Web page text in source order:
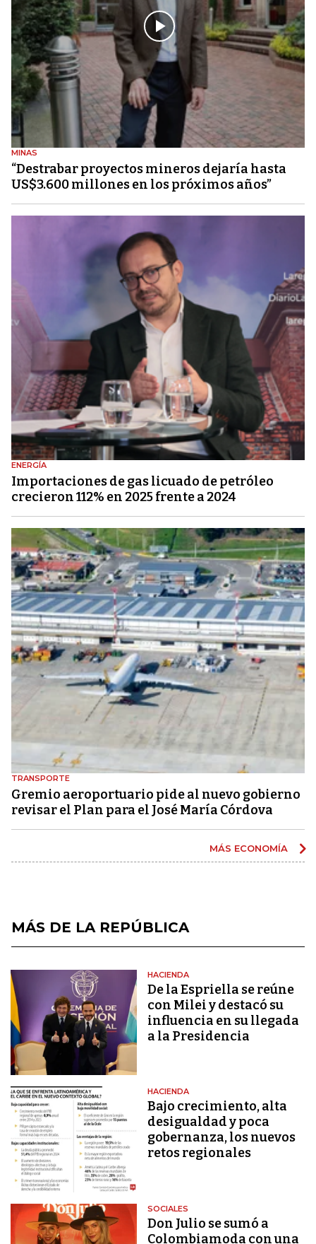
MINAS
“Destrabar proyectos mineros dejaría hasta
US$3.600 millones en los próximos años”
ENERGÍA
Importaciones de gas licuado de petróleo
crecieron 112% en 2025 frente a 2024
TRANSPORTE
Gremio aeroportuario pide al nuevo gobierno
revisar el Plan para el José María Córdova
MÁS ECONOMÍA
MÁS DE LA REPÚBLICA
HACIENDA
De la Espriella se reúne
con Milei y destacó su
influencia en su llegada
a la Presidencia
HACIENDA
Bajo crecimiento, alta
desigualdad y poca
gobernanza, los nuevos
retos regionales
SOCIALES
Don Julio se sumó a
Colombiamoda con una